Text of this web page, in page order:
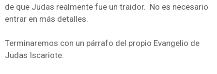
de que Judas realmente fue un traidor. No es necesario
entrar en más detalles.
Terminaremos con un párrafo del propio Evangelio de
Judas Iscariote: